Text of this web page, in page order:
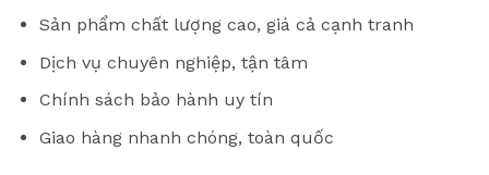
Sản phẩm chất lượng cao, giá cả cạnh tranh
Dịch vụ chuyên nghiệp, tận tâm
Chính sách bảo hành uy tín
Giao hàng nhanh chóng, toàn quốc